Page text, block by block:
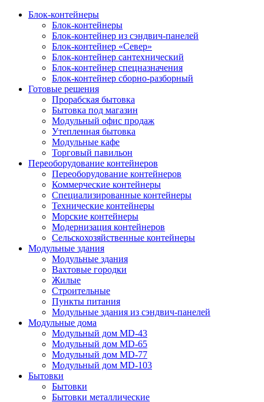
Блок-контейнеры
Блок-контейнеры
Блок-контейнер из сэндвич-панелей
Блок-контейнер «Север»
Блок-контейнер сантехнический
Блок-контейнер спецназначения
Блок-контейнер сборно-разборный
Готовые решения
Прорабская бытовка
Бытовка под магазин
Модульный офис продаж
Утепленная бытовка
Модульные кафе
Торговый павильон
Переоборудование контейнеров
Переоборудование контейнеров
Коммерческие контейнеры
Специализированные контейнеры
Технические контейнеры
Морские контейнеры
Модернизация контейнеров
Сельскохозяйственные контейнеры
Модульные здания
Модульные здания
Вахтовые городки
Жилые
Строительные
Пункты питания
Модульные здания из сэндвич-панелей
Модульные дома
Модульный дом MD-43
Модульный дом MD-65
Модульный дом MD-77
Модульный дом MD-103
Бытовки
Бытовки
Бытовки металлические